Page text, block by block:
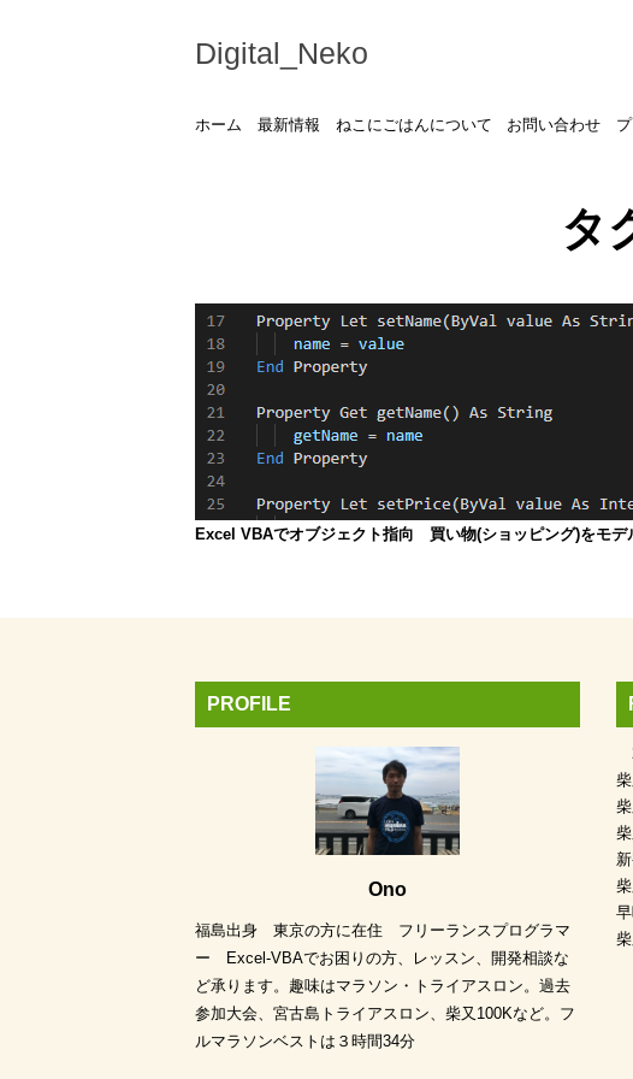
Digital_Neko
ホーム 最新情報 ねこにごはんについて お問い合わせ
タ
Excel VBAでオブジェクト指向 買い物(ショッピング)をモデ
PROFILE
Ono
福島出身 東京の方に在住 フリーランスプログラマ
ー Excel-VBAでお困りの方、レッスン、開発相談な
ど承ります。趣味はマラソン・トライアスロン。過去
参加大会、宮古島トライアスロン、柴又100Kなど。フ
ルマラソンベストは３時間34分